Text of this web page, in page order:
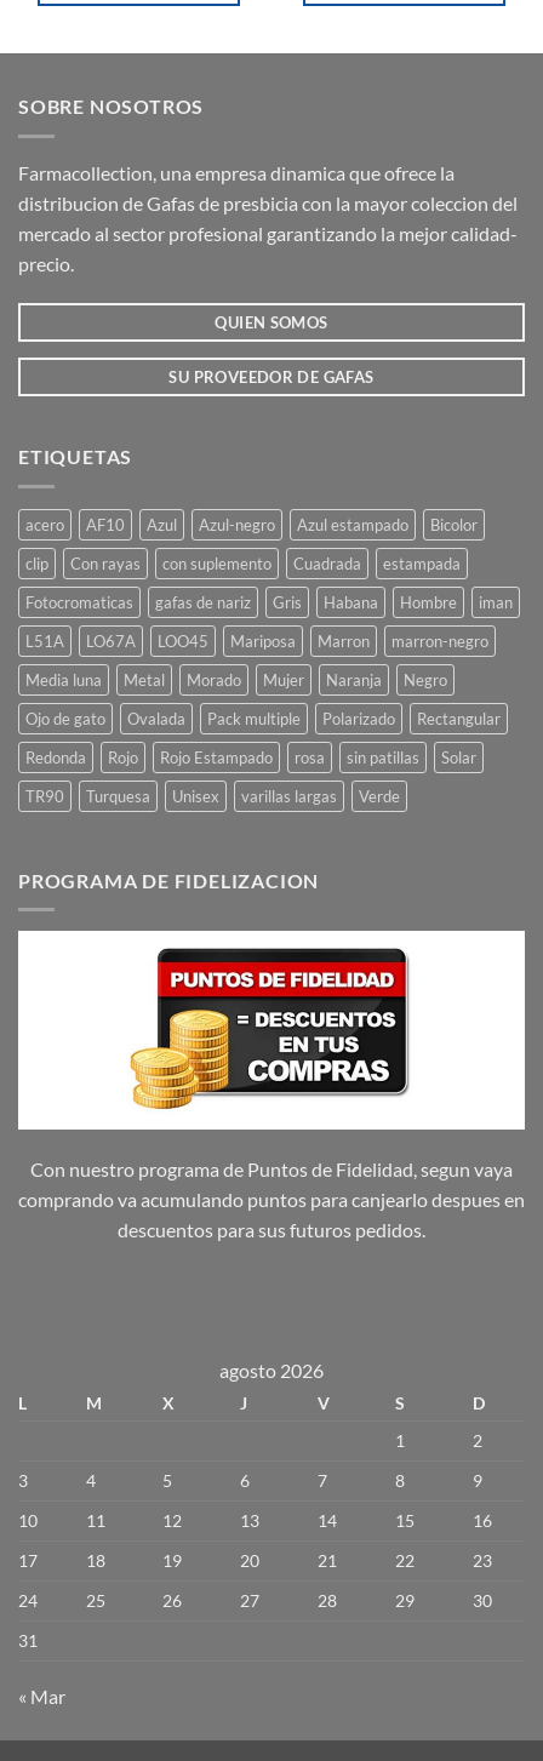
variantes.
opciones
se
elegir
de
producto
opciones
elegir
de
SOBRE NOSOTROS
Farmacollection, una empresa dinamica que ofrece la
distribucion de Gafas de presbicia con la mayor coleccion del
mercado al sector profesional garantizando la mejor calidad-
precio.
QUIEN SOMOS
SU PROVEEDOR DE GAFAS
ETIQUETAS
acero AF10 Azul Azul-negro Azul estampado
Bicolor
clip
Con rayas con suplemento Cuadrada
estampada
Fotocromaticas
gafas de nariz Gris Habana Hombre
iman
L51A
LO67A LOO45 Mariposa Marron
marron-negro
Media luna
Metal Morado Mujer Naranja
Negro
Ojo de gato
Ovalada Pack multiple Polarizado
Rectangular
Redonda
Rojo Rojo Estampado rosa sin patillas
Solar
TR90
Turquesa Unisex varillas largas Verde
PROGRAMA DE FIDELIZACION
Con nuestro programa de Puntos de Fidelidad, segun vaya
comprando va acumulando puntos para canjearlo despues en
descuentos para sus futuros pedidos.
agosto 2026
L M X J V S
D
1
2
3
4 5 6 7 8
9
10
11 12 13 14 15
16
17
18 19 20 21 22
23
24
25 26 27 28 29
30
31
« Mar